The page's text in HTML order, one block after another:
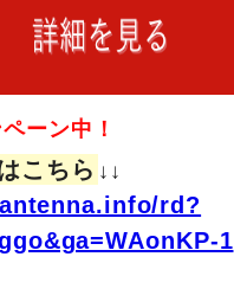
ーン中！
こちら ↓↓
rd?
1